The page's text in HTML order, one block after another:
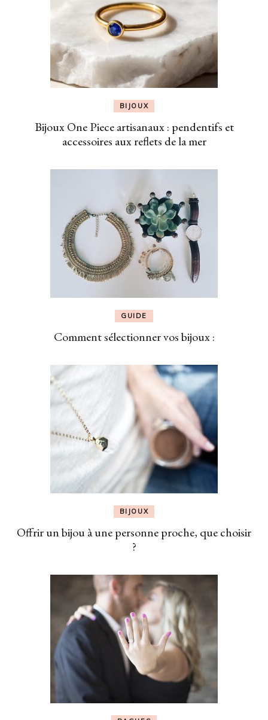
BIJOUX
Bijoux One Piece artisanaux : pendentifs et
accessoires aux reflets de la mer
GUIDE
Comment sélectionner vos bijoux :
BIJOUX
Offrir un bijou à une personne proche, que choisir
?